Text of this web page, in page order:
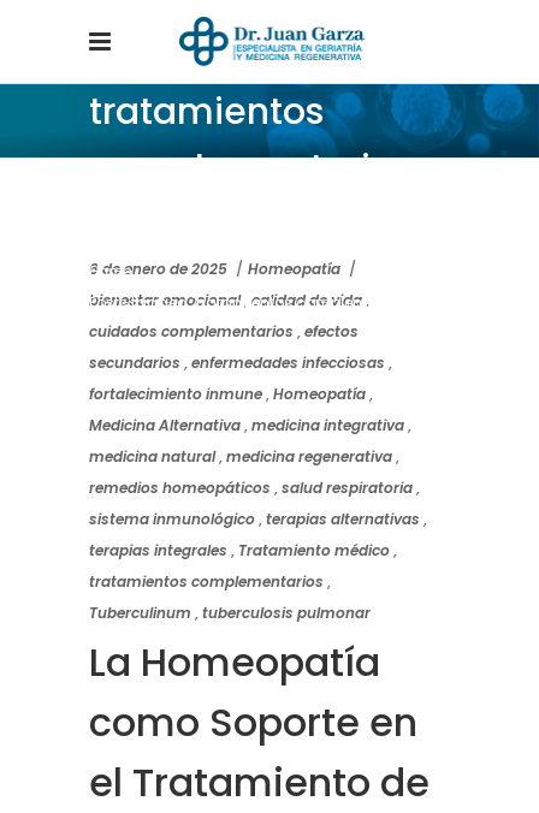
tratamientos
complementarios
Home/
Posts tagged "tratamientos complementarios"
6 de enero de 2025
Homeopatía
bienestar emocional,calidad de vida ,
cuidados complementarios ,efectos
secundarios ,enfermedades infecciosas ,
fortalecimiento inmune,Homeopatía,
Medicina Alternativa,medicina integrativa,
medicina natural,medicina regenerativa,
remedios homeopáticos ,salud respiratoria,
sistema inmunológico,terapias alternativas ,
terapias integrales , Tratamiento médico,
tratamientos complementarios ,
Tuberculinum ,tuberculosis pulmonar
La Homeopatía
como Soporte en
el Tratamiento de